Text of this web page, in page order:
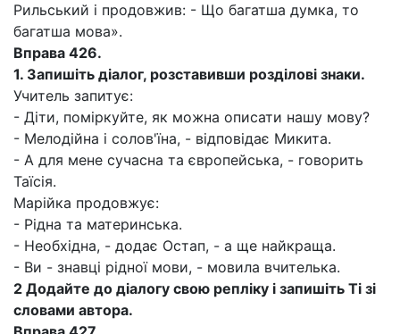
Рильський і продовжив: - Що багатша думка, то
багатша мова».
Вправа 426.
1. Запишіть діалог, розставивши розділові знаки.
Учитель запитує:
- Діти, поміркуйте, як можна описати нашу мову?
- Мелодійна і солов'їна, - відповідає Микита.
- А для мене сучасна та європейська, - говорить
Таїсія.
Марійка продовжує:
- Рідна та материнська.
- Необхідна, - додає Остап, - а ще найкраща.
- Ви - знавці рідної мови, - мовила вчителька.
2 Додайте до діалогу свою репліку і запишіть Ті зі
словами автора.